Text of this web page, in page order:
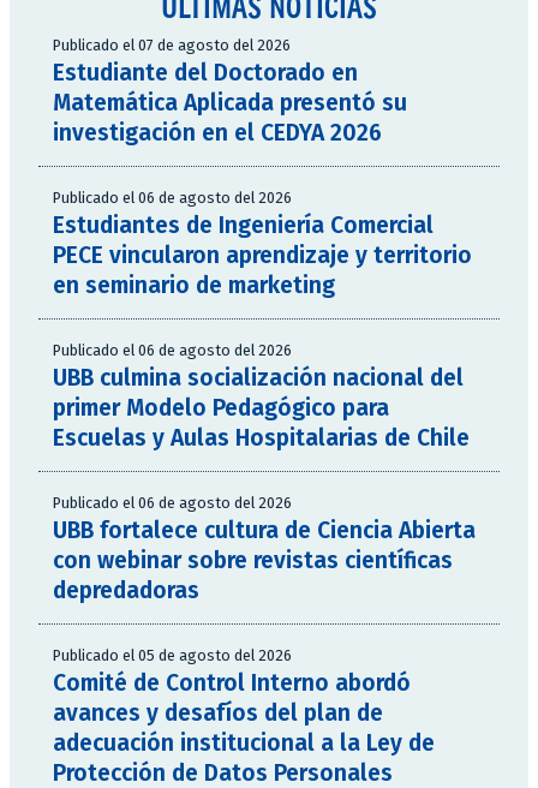
Publicado el 07 de agosto del 2026
Estudiante del Doctorado en
Matemática Aplicada presentó su
investigación en el CEDYA 2026
Publicado el 06 de agosto del 2026
Estudiantes de Ingeniería Comercial
PECE vincularon aprendizaje y territorio
en seminario de marketing
Publicado el 06 de agosto del 2026
UBB culmina socialización nacional del
primer Modelo Pedagógico para
Escuelas y Aulas Hospitalarias de Chile
Publicado el 06 de agosto del 2026
UBB fortalece cultura de Ciencia Abierta
con webinar sobre revistas científicas
depredadoras
Publicado el 05 de agosto del 2026
Comité de Control Interno abordó
avances y desafíos del plan de
adecuación institucional a la Ley de
Protección de Datos Personales